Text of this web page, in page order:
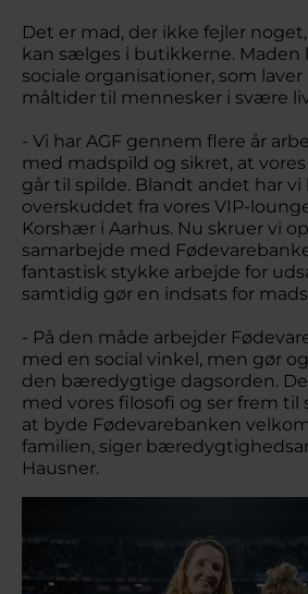
Det er mad, der ikke fejler
kan sælges i butikkerne. Maden
sociale organisationer, som
måltider til mennesker i svære
- Vi har AGF gennem flere år
med madspild og sikret, at
går til spilde. Blandt andet har vi
overskuddet fra vores VIP-
Korshær i Aarhus. Nu skruer vi
samarbejde med
fantastisk stykke arbejde for
samtidig gør en indsats for
- På den måde arbejder
med en social vinkel, men gør
den bæredygtige dagsorden.
med vores filosofi og ser frem til
at byde Fødevarebanken
familien, siger
Hausner.